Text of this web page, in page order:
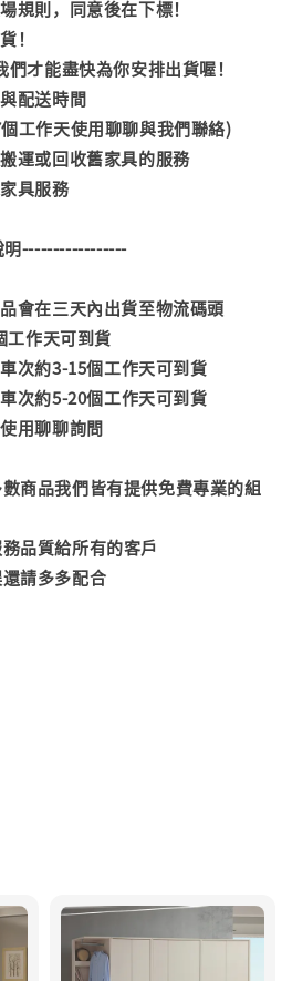
規則，同意後在下標！
！
才能盡快為你安排出貨喔！
配送時間
工作天使用聊聊與我們聯絡)
運或回收舊家具的服務
具服務
-----------------
會在三天內出貨至物流碼頭
工作天可到貨
次約3-15個工作天可到貨
次約5-20個工作天可到貨
用聊聊詢問
商品我們皆有提供免費專業的組
品質給所有的客戶
請多多配合